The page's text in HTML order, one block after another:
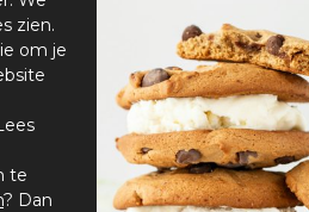
zien.
om je
te
? Dan